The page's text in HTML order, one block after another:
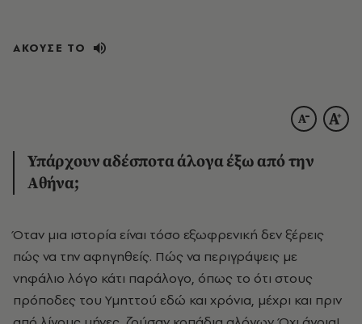
ΑΚΟΥΣΕ ΤΟ
Υπάρχουν αδέσποτα άλογα έξω από την
Αθήνα;
Όταν μια ιστορία είναι τόσο εξωφρενική δεν ξέρεις
πώς να την αφηγηθείς. Πώς να περιγράψεις με
νηφάλιο λόγο κάτι παράλογο, όπως το ότι στους
πρόποδες του Υμηττού εδώ και χρόνια, μέχρι και πριν